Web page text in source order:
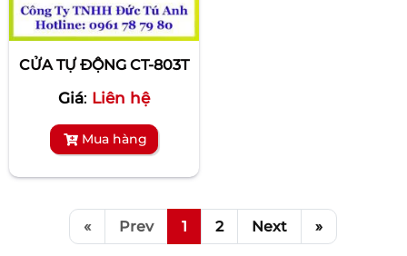
CỬA TỰ ĐỘNG CT-803T
Giá: Liên hệ
Mua hàng
« Prev 1 2 Next »